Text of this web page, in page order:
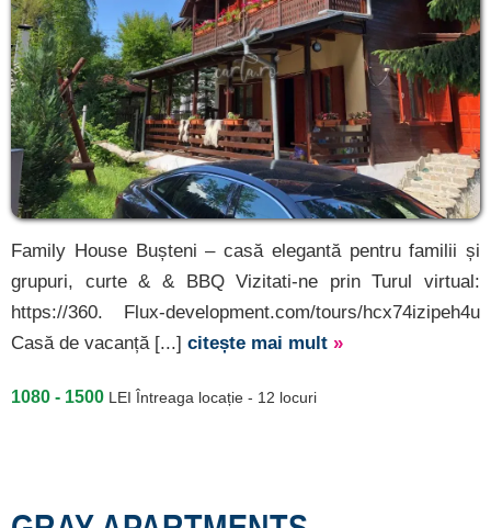
Family House Bușteni – casă elegantă pentru familii și
grupuri, curte & & BBQ Vizitati-ne prin Turul virtual:
https://360. Flux-development.com/tours/hcx74izipeh4u
Casă de vacanță [...] citește mai mult »
1080 - 1500 LEI Întreaga locație - 12 locuri